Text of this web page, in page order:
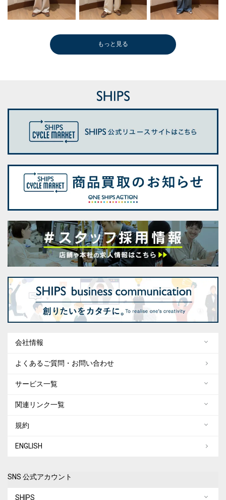
もっと見る
会社情報
よくあるご質問・お問い合わせ
サービス一覧
関連リンク一覧
規約
ENGLISH
SNS 公式アカウント
SHIPS